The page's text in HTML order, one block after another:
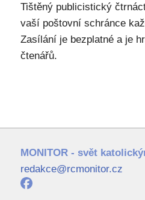
Tištěný publicistický
vaší poštovní schránce
Zasílání je bezplatné a je
čtenářů.
MONITOR - svět
redakce@rcmonitor.cz